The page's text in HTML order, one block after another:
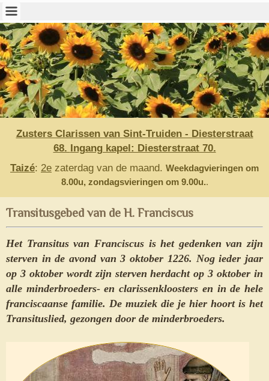
Zusters Clarissen van Sint-Truiden - Diesterstraat
68. Ingang kapel: Diesterstraat 70.
Taizé: 2e zaterdag van de maand. Weekdagvieringen om
8.00u, zondagsvieringen om 9.00u..
Transitusgebed van de H. Franciscus
Het Transitus van Franciscus is het gedenken van zijn
sterven in de avond van 3 oktober 1226. Nog ieder jaar
op 3 oktober wordt zijn sterven herdacht op 3 oktober in
alle minderbroeders- en clarissenkloosters en in de hele
franciscaanse familie. De muziek die je hier hoort is het
Transituslied, gezongen door de minderbroeders.